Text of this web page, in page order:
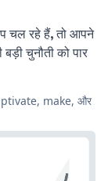
चल रहे हैं, तो आपने
चुनौती को पार
make, और